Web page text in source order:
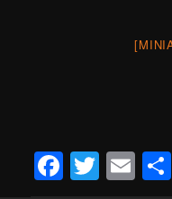
Facebook
Twitter